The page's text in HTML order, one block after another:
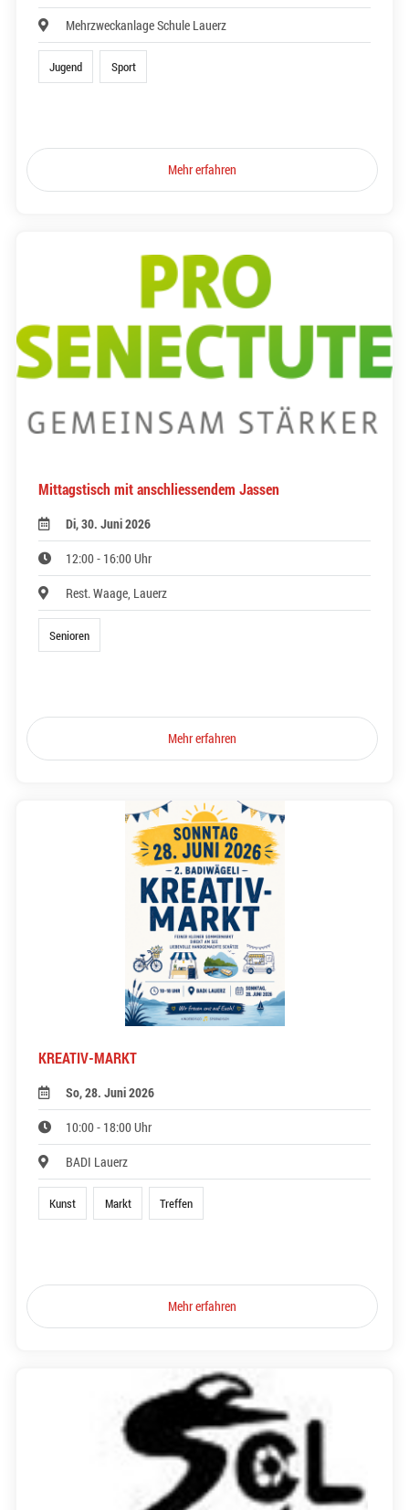
Mehrzweckanlage Schule Lauerz
Jugend Sport
Mehr erfahren
Mittagstisch mit anschliessendem Jassen
Di, 30. Juni 2026
12:00 - 16:00 Uhr
Rest. Waage, Lauerz
Senioren
Mehr erfahren
KREATIV-MARKT
So, 28. Juni 2026
10:00 - 18:00 Uhr
BADI Lauerz
Kunst Markt Treffen
Mehr erfahren